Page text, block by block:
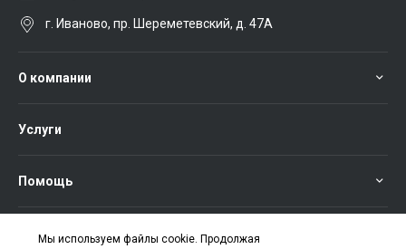
г. Иваново, пр. Шереметевский, д. 47А
О компании
Услуги
Помощь
Мы используем файлы cookie. Продолжая